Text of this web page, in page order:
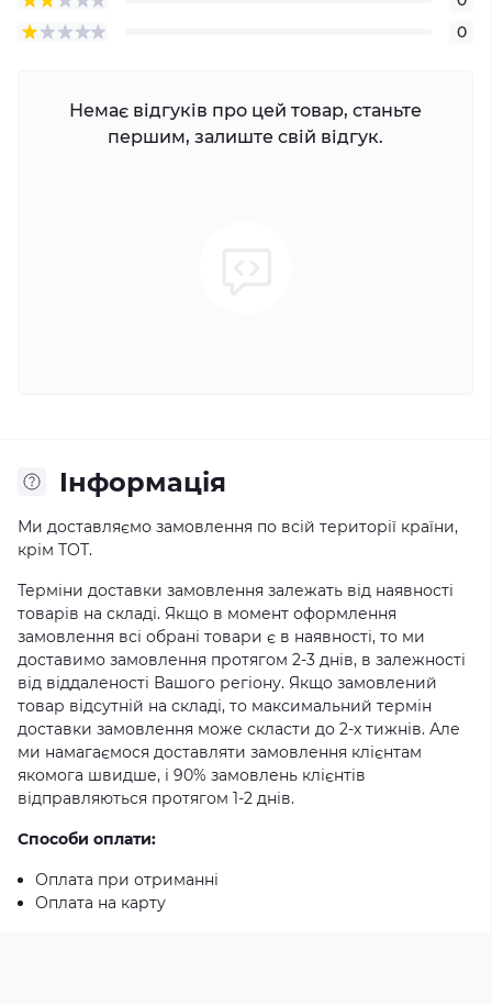
0
Немає відгуків про цей товар, станьте
першим, залиште свій відгук.
Iнформація
Ми доставляємо замовлення по всій території країни,
крім ТОТ.
Терміни доставки замовлення залежать від наявності
товарів на складі. Якщо в момент оформлення
замовлення всі обрані товари є в наявності, то ми
доставимо замовлення протягом 2-3 днів, в залежності
від віддаленості Вашого регіону. Якщо замовлений
товар відсутній на складі, то максимальний термін
доставки замовлення може скласти до 2-х тижнів. Але
ми намагаємося доставляти замовлення клієнтам
якомога швидше, і 90% замовлень клієнтів
відправляються протягом 1-2 днів.
Способи оплати:
Оплата при отриманні
Оплата на карту